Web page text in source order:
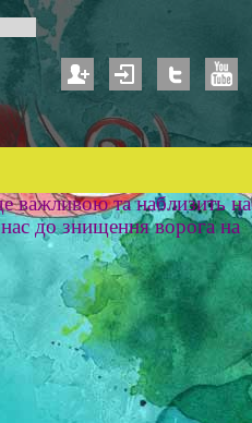
важливою та наблизить
до знищення ворога на